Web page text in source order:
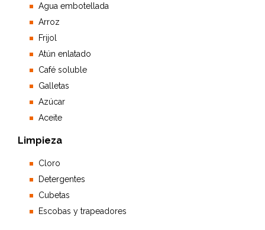
Agua embotellada
Arroz
Frijol
Atún enlatado
Café soluble
Galletas
Azúcar
Aceite
Limpieza
Cloro
Detergentes
Cubetas
Escobas y trapeadores